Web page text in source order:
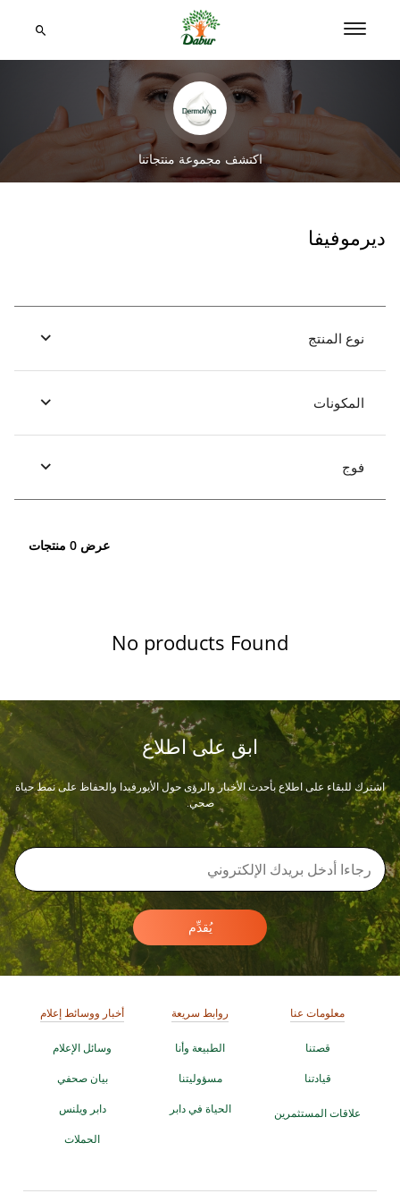
اكتشف مجموعة منتجاتنا
ديرموفيفا
نوع المنتج
المكونات
فوج
عرض 0 منتجات
No products Found
ابق على اطلاع
اشترك للبقاء على اطلاع بأحدث الأخبار والرؤى حول الأيورفيدا والحفاظ على نمط حياة
صحي.
يُقدِّم
معلومات عنا
قصتنا
قيادتنا
علاقات المستثمرين
روابط سريعة
الطبيعة وأنا
مسؤوليتنا
الحياة في دابر
أخبار ووسائط إعلام
وسائل الإعلام
بيان صحفي
دابر ويلنس
الحملات